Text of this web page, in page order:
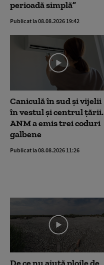
perioadă simplă”
Publicat la 08.08.2026 19:42
Caniculă în sud și vijelii
în vestul și centrul țării.
ANM a emis trei coduri
galbene
Publicat la 08.08.2026 11:26